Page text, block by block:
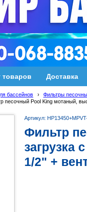
товаров Доставка
бассейнов › Фильтры
песочный Pool King мотаный,
Артикул:
Фильтр
загрузка
1/2" +